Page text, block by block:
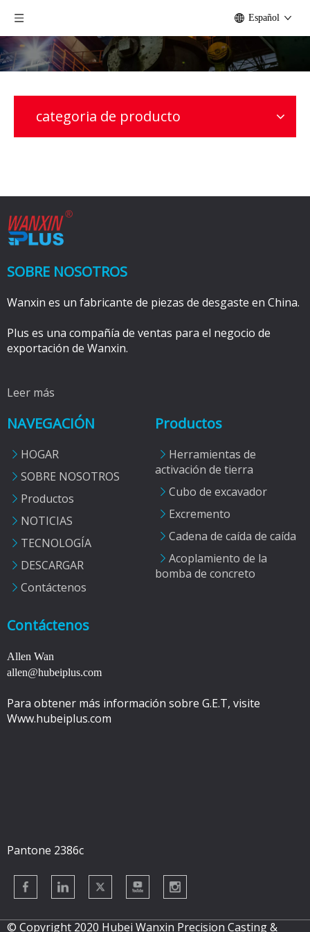
Español
categoria de producto
SOBRE NOSOTROS
Wanxin es un fabricante de piezas de desgaste en China.
Plus es una compañía de ventas para el negocio de
exportación de Wanxin.
Leer más
NAVEGACIÓN
HOGAR
SOBRE NOSOTROS
Productos
NOTICIAS
TECNOLOGÍA
DESCARGAR
Contáctenos
Productos
Herramientas de
activación de tierra
Cubo de excavador
Excremento
Cadena de caída de caída
Acoplamiento de la
bomba de concreto
Contáctenos
Allen Wan
allen@hubeiplus.com
Para obtener más información sobre G.E.T, visite
Www.hubeiplus.com
Pantone 2386c
© Copyright 2020 Hubei Wanxin Precision Casting &